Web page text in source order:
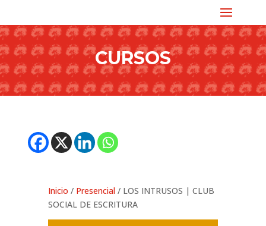
CURSOS
Inicio / Presencial/ LOS INTRUSOS | CLUB
SOCIAL DE ESCRITURA